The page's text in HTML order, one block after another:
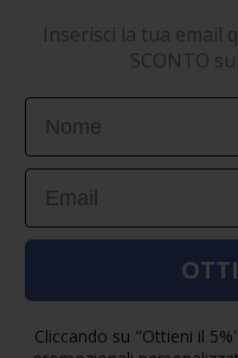
Inserisci la tua email
SCONTO
First Name
Email
Cliccando su "Ottieni il